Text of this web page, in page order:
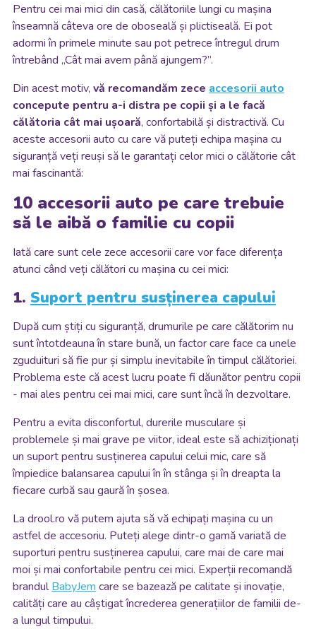
Pentru cei mai mici din casă, călătoriile lungi cu mașina
înseamnă câteva ore de oboseală și plictiseală. Ei pot
adormi în primele minute sau pot petrece întregul drum
întrebând „Cât mai avem până ajungem?”.
Din acest motiv, vă recomandăm zece accesorii auto
concepute pentru a-i distra pe copii și a le facă
călătoria cât mai ușoară, confortabilă și distractivă. Cu
aceste accesorii auto cu care vă puteți echipa mașina cu
siguranță veți reuși să le garantați celor mici o călătorie cât
mai fascinantă:
10 accesorii auto pe care trebuie
să le aibă o familie cu copii
Iată care sunt cele zece accesorii care vor face diferența
atunci când veți călători cu mașina cu cei mici:
1. Suport pentru susținerea capului
După cum știți cu siguranță, drumurile pe care călătorim nu
sunt întotdeauna în stare bună, un factor care face ca unele
zguduituri să fie pur și simplu inevitabile în timpul călătoriei.
Problema este că acest lucru poate fi dăunător pentru copii
- mai ales pentru cei mai mici, care sunt încă în dezvoltare.
Pentru a evita disconfortul, durerile musculare și
problemele și mai grave pe viitor, ideal este să achiziționați
un suport pentru susținerea capului celui mic, care să
împiedice balansarea capului în în stânga și în dreapta la
fiecare curbă sau gaură în șosea.
La drool.ro vă putem ajuta să vă echipați mașina cu un
astfel de accesoriu. Puteți alege dintr-o gamă variată de
suporturi pentru susținerea capului, care mai de care mai
moi și mai confortabile pentru cei mici. Experții recomandă
brandulBabyJem care se bazează pe calitate și inovație,
calități care au câștigat încrederea generațiilor de familii de-
a lungul timpului.